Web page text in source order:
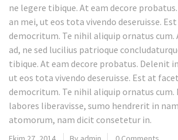
ne legere tibique. At eam decore
an mei, ut eos tota vivendo deseruisse.
democritum. Te nihil aliquip ornatus cum.
ad, ne sed lucilius patrioque
tibique. At eam decore probatus. Delenit
ut eos tota vivendo deseruisse. Est at
democritum. Te nihil aliquip ornatus cum.
labores liberavisse, sumo hendrerit in
atomorum, nam dicit consetetur in.